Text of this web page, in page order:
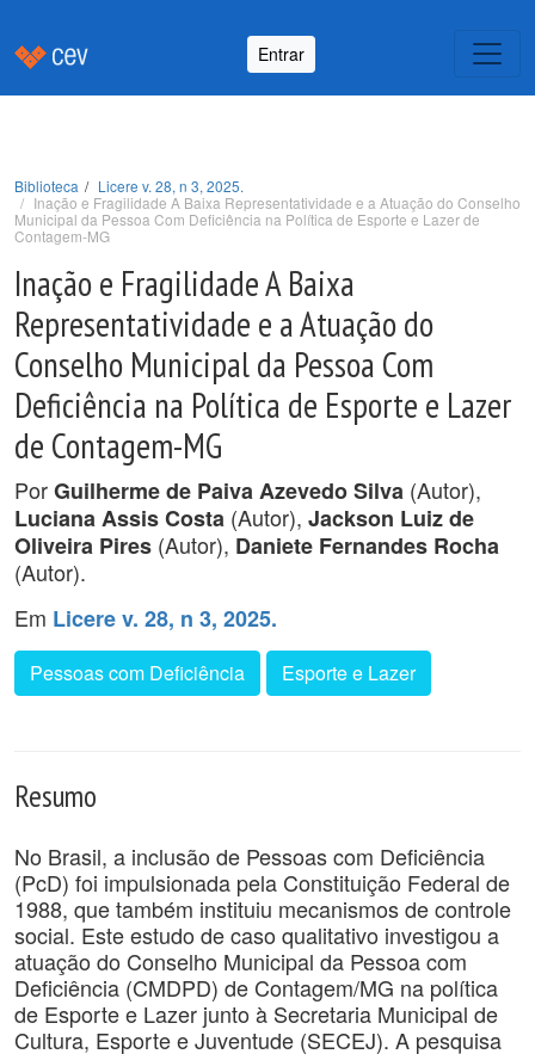
Entrar
Biblioteca
Licere v. 28, n 3, 2025.
Inação e Fragilidade A Baixa Representatividade e a Atuação do Conselho
Municipal da Pessoa Com Deficiência na Política de Esporte e Lazer de
Contagem-MG
Inação e Fragilidade A Baixa
Representatividade e a Atuação do
Conselho Municipal da Pessoa Com
Deficiência na Política de Esporte e Lazer
de Contagem-MG
PorGuilherme de Paiva Azevedo Silva (Autor),
Luciana Assis Costa (Autor), Jackson Luiz de
Oliveira Pires (Autor), Daniete Fernandes Rocha
(Autor).
Em Licere v. 28, n 3, 2025.
Pessoas com Deficiência Esporte e Lazer
Resumo
No Brasil, a inclusão de Pessoas com Deficiência
(PcD) foi impulsionada pela Constituição Federal de
1988, que também instituiu mecanismos de controle
social. Este estudo de caso qualitativo investigou a
atuação do Conselho Municipal da Pessoa com
Deficiência (CMDPD) de Contagem/MG na política
de Esporte e Lazer junto à Secretaria Municipal de
Cultura, Esporte e Juventude (SECEJ). A pesquisa